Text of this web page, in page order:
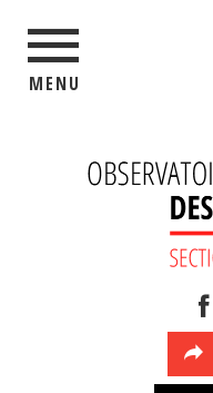
MENU